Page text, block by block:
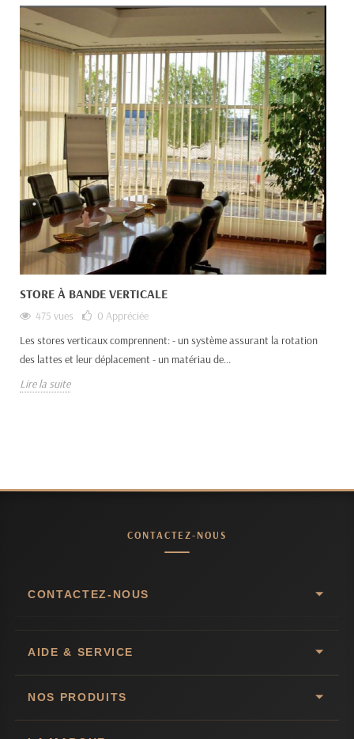
STORE À BANDE VERTICALE
475 vues 0 Appréciée
Les stores verticaux comprennent: - un système assurant la rotation
des lattes et leur déplacement - un matériau de...
Lire la suite
CONTACTEZ-NOUS
CONTACTEZ-NOUS
AIDE & SERVICE
NOS PRODUITS